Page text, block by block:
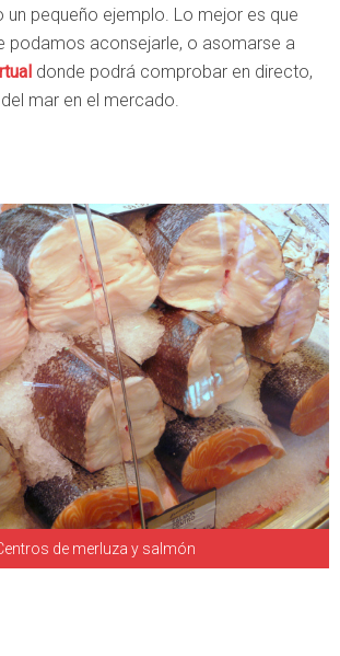
pequeño ejemplo. Lo mejor es que
podamos aconsejarle, o asomarse a
donde podrá comprobar en directo,
mar en el mercado.
de merluza y salmón